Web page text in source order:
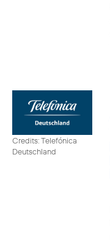
Credits: Telefónica
Deutschland